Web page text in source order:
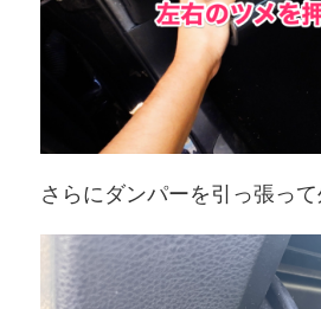
さらにダンパーを引っ張って